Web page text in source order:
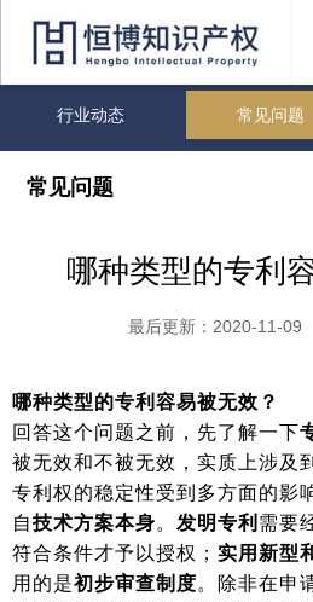
行业动态 常见问题
常见问题
哪种类型的专利
最后更新：2020-11-
哪种类型的专利容易被无效？
回答这个问题之前，先了解一下
被无效和不被无效，实质上涉及
专利权的稳定性受到多方面的影
自技术方案本身。 发明专利 需要
符合条件才予以授权； 实用新型
用的是初步审查制度。除非在申